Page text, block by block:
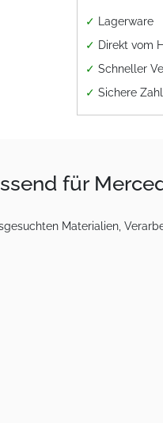
✓ Lagerware
✓ Direkt vom
✓ Schneller
✓ Sichere
für
Materialien,